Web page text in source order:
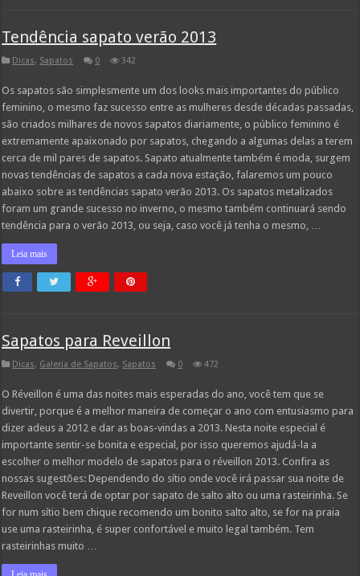
Tendência sapato verão 2013
Dicas, Sapatos 0 342
Os sapatos são simplesmente um dos looks mais importantes do público
feminino, o mesmo faz sucesso entre as mulheres desde décadas passadas,
são criados milhares de novos sapatos diariamente, o público feminino é
extremamente apaixonado por sapatos, chegando a algumas delas a terem
cerca de mil pares de sapatos. Sapato atualmente também é moda, surgem
novas tendências de sapatos a cada nova estação, falaremos um pouco
abaixo sobre as tendências sapato verão 2013. Os sapatos metalizados
foram um grande sucesso no inverno, o mesmo também continuará sendo
tendência para o verão 2013, ou seja, caso você já tenha o mesmo, …
Leia mais
Sapatos para Reveillon
Dicas, Galeria de Sapatos, Sapatos 0 472
O Réveillon é uma das noites mais esperadas do ano, você tem que se
divertir, porque é a melhor maneira de começar o ano com entusiasmo para
dizer adeus a 2012 e dar as boas-vindas a 2013. Nesta noite especial é
importante sentir-se bonita e especial, por isso queremos ajudá-la a
escolher o melhor modelo de sapatos para o réveillon 2013. Confira as
nossas sugestões: Dependendo do sítio onde você irá passar sua noite de
Reveillon você terá de optar por sapato de salto alto ou uma rasteirinha. Se
for num sítio bem chique recomendo um bonito salto alto, se for na praia
use uma rasteirinha, é super confortável e muito legal também. Tem
rasteirinhas muito …